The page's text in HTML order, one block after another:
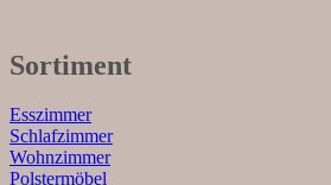
Sortiment
Esszimmer
Schlafzimmer
Wohnzimmer
Polstermöbel